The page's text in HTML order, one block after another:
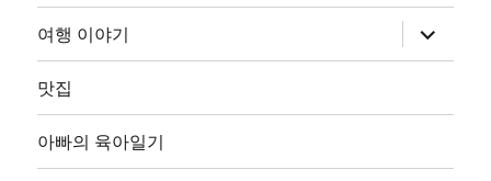
여행 이야기 하
위
메
장
맛집
아빠의 육아일기